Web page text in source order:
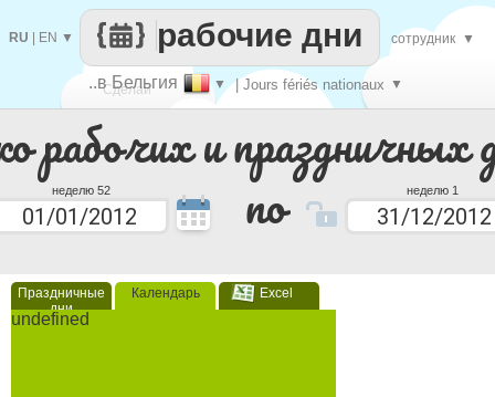
рабочих и праздничных
неделю 52 по неделю 1
Праздничные
дни
Календарь Excel
undefined
Сделай
каждый
..в Бельгия ▼ | Jours fériés nationaux ▼
рабочие дни
RU EN ▼ сотрудник ▼